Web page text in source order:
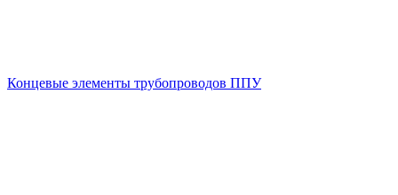
Концевые элементы трубопроводов ППУ